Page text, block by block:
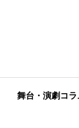
舞台・演劇コラ